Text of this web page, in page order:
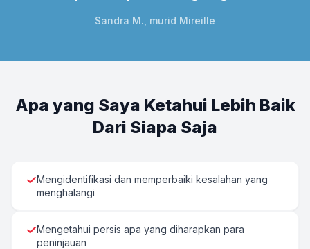
Sandra M., murid Mireille
Apa yang Saya Ketahui Lebih Baik
Dari Siapa Saja
✓Mengidentifikasi dan memperbaiki kesalahan yang
menghalangi
✓Mengetahui persis apa yang diharapkan para
peninjauan